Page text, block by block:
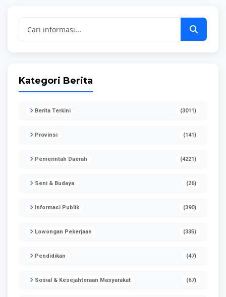
Kategori Berita
Berita Terkini (3011)
Provinsi (141)
Pemerintah Daerah (4221)
Seni & Budaya (26)
Informasi Publik (390)
Lowongan Pekerjaan (335)
Pendidikan (47)
Sosial & Kesejahteraan Masyarakat (67)